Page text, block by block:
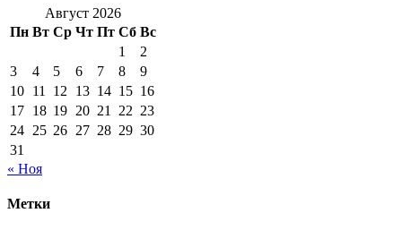
Август 2026
Пн Вт Ср Чт Пт Сб Вс
1
2
3
4 5 6 7 8
9
10 11 12 13 14 15 16
17 18 19 20 21 22 23
24 25 26 27 28 29 30
31
« Ноя
Метки